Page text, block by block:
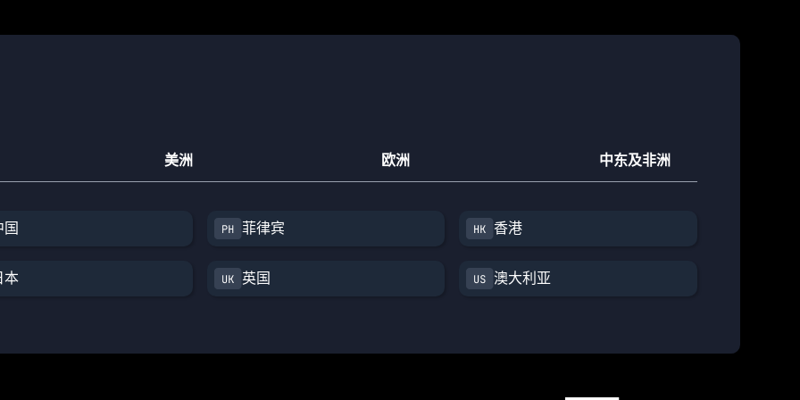
美洲 欧洲 中东及非洲
国 菲律宾 香港
本 英国 澳大利亚